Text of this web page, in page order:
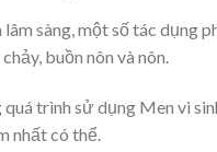
sàng, một số tác dụng
buồn nôn và nôn.
trình sử dụng Men vi
nhất có thể.